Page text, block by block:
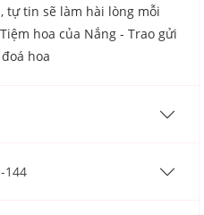
tự tin sẽ làm hài lòng mỗi
hoa của Nắng - Trao gửi
hoa
144